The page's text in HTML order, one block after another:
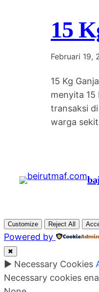
15
Februari 19,
15 Kg
menyita 15
transaksi
warga
Customize Reject All
Powered by
✖
► Necessary Cookies
Necessary cookies